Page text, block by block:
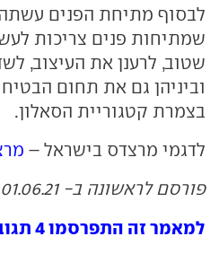
שמתיחות פנים צריכות
שטוב, לרענן את העיצוב,
וביניהן גם את תחום
בצמרת קטגוריית הסאלון.
לדגמי מרצדס בישראל –
פורסם לראשונה ב- 01.06.21
למאמר זה התפרסמו 4 תגובות